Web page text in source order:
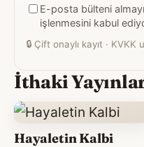
adresiniz
E-posta bülteni
işlenmesini kabul
🔒 Çift onaylı kayıt · KVKK
İthaki
Hayaletin Kalbi